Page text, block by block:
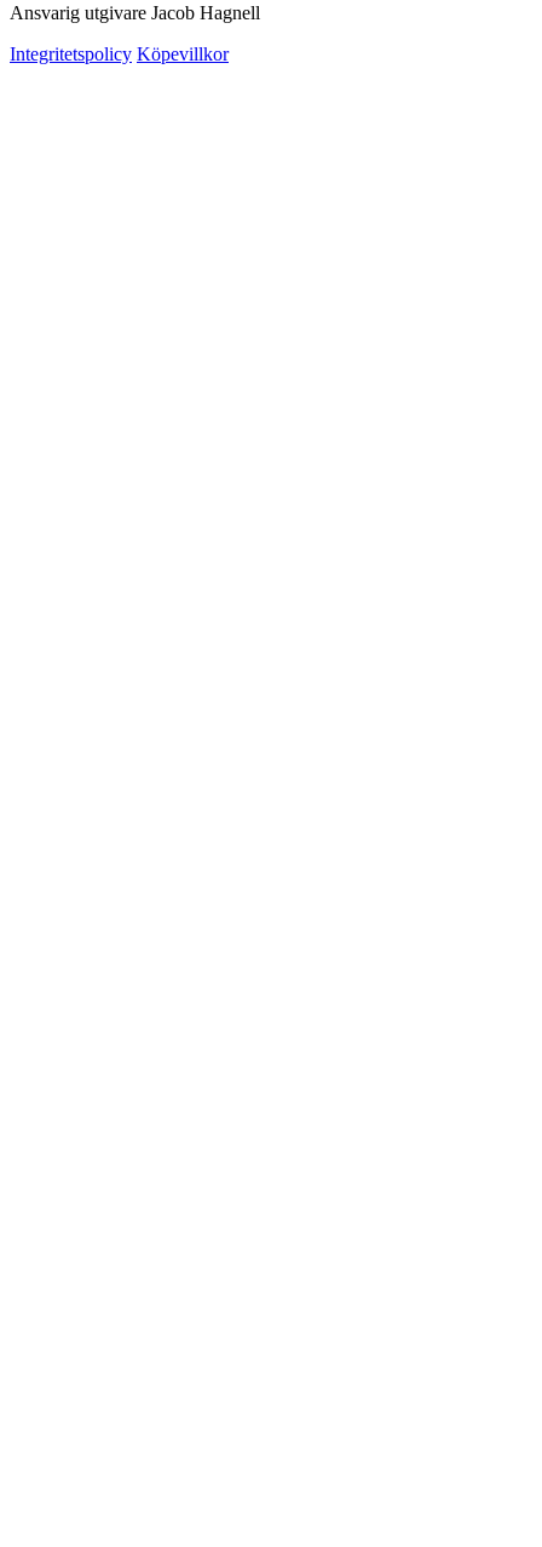
Ansvarig utgivare Jacob Hagnell
Integritetspolicy Köpevillkor